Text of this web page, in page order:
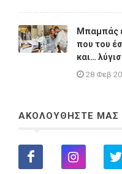
Μπαμπάς
που του
και…
28 Φεβ
ΑΚΟΛΟΥΘΗΣΤΕ ΜΑΣ